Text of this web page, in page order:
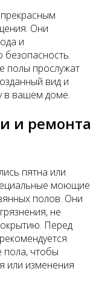
Они
и
безопасность.
полы прослужат
вид и
в вашем доме.
и ремонта
пятна или
моющие
полов. Они
не
Перед
пола, чтобы
или изменения